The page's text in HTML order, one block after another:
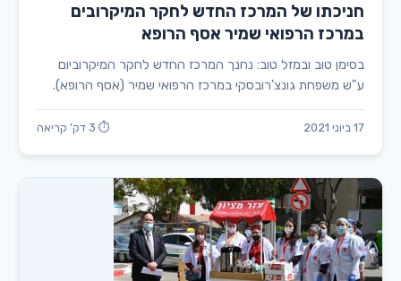
חניכתו של המרכז החדש לחקר המיקרובים
במרכז הרפואי שמיר אסף הרופא
בסימן טוב ובמזל טוב: נחנך המרכז החדש לחקר המיקרוביום
ע"ש משפחת גונצ'רובסקי במרכז הרפואי שמיר (אסף הרופא).
17 ביוני 2021 ⏱ 3 דק' קריאה